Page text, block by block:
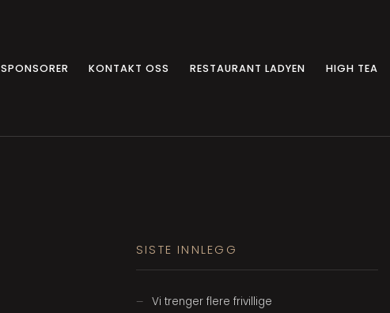
SPONSORER KONTAKT OSS RESTAURANT LADYEN HIGH TEA
SISTE INNLEGG
Vi trenger flere frivillige